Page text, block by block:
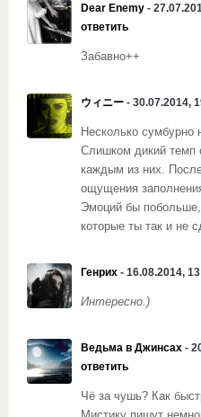
Dear Enemy -
ответить
Забавно++
ウィニー - 30.07.2014,
Несколько сумбурно
Слишком дикий темп
каждым из них.
ощущения
Эмоций бы
которые ты так и не
Генрих - 16.08.2014,
Интересно.)
Ведьма в Джинсах -
ответить
Чё за чушь? Как